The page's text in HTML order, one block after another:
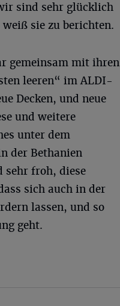
sind sehr glücklich
sie zu berichten.
gemeinsam mit ihren
leeren“ im ALDI-
Decken, und neue
und weitere
unter dem
der Bethanien
sehr froh, diese
sich auch in der
lassen, und so
geht.